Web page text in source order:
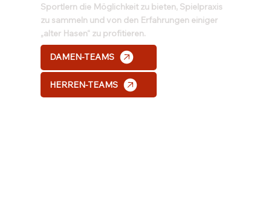
Sportlern die Möglichkeit zu bieten, Spielpraxis
zu sammeln und von den Erfahrungen einiger
„alter Hasen“ zu profitieren.
DAMEN-TEAMS
HERREN-TEAMS